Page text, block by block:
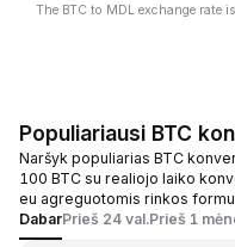
The BTC to MDL exchange rate
Populiariausi BTC
Naršyk populiarias BTC
100 BTC su realiojo laiko
eu agreguotomis rinkos
DabarPrieš 24 val.Prieš 1